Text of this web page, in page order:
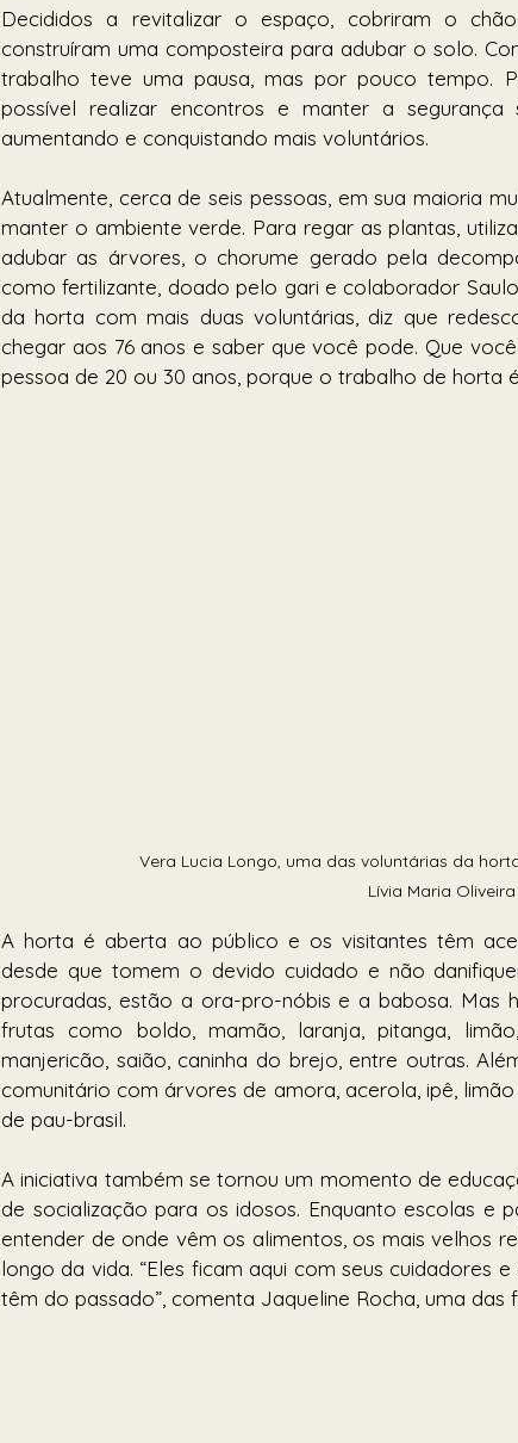
Decididos a revitalizar o espaço, cobriram o
construíram uma composteira para adubar o solo.
trabalho teve uma pausa, mas por pouco tempo.
possível realizar encontros e manter a
aumentando e conquistando mais voluntários.
Atualmente, cerca de seis pessoas, em sua maioria
manter o ambiente verde. Para regar as plantas,
adubar as árvores, o chorume gerado pela
como fertilizante, doado pelo gari e colaborador
da horta com mais duas voluntárias, diz que
chegar aos 76 anos e saber que você pode. Que
pessoa de 20 ou 30 anos, porque o trabalho de horta
Vera Lucia Longo, uma das voluntárias da
Lívia Maria Oliveira
A horta é aberta ao público e os visitantes têm
desde que tomem o devido cuidado e não
procuradas, estão a ora-pro-nóbis e a babosa. Mas
frutas como boldo, mamão, laranja, pitanga,
manjericão, saião, caninha do brejo, entre outras.
comunitário com árvores de amora, acerola, ipê,
de pau-brasil.
A iniciativa também se tornou um momento de
de socialização para os idosos. Enquanto escolas e
entender de onde vêm os alimentos, os mais velhos
longo da vida. “Eles ficam aqui com seus cuidadores
têm do passado”, comenta Jaqueline Rocha, uma